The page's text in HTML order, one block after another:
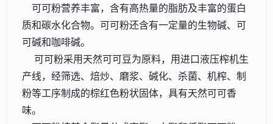
可可粉营养丰富，含有高热量的脂肪及丰富的蛋白
质和碳水化合物。可可粉还含有一定量的生物碱、可
可碱和咖啡碱。
可可粉采用天然可可豆为原料，用进口液压榨机生
产线，经筛选、焙炒、磨浆、碱化、杀菌、机榨、制
粉等工序制成的棕红色粉状固体，具有天然可可香
味。